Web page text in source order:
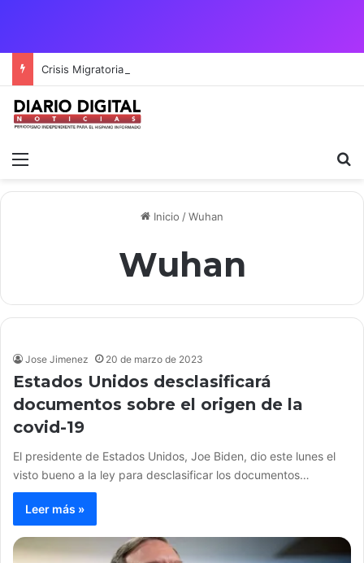
Inicio /Wuhan
Wuhan
Jose Jimenez 20 de marzo de 2023
Estados Unidos desclasificará
documentos sobre el origen de la
covid-19
El presidente de Estados Unidos, Joe Biden, dio este lunes el
visto bueno a la ley para desclasificar los documentos…
Leer más »